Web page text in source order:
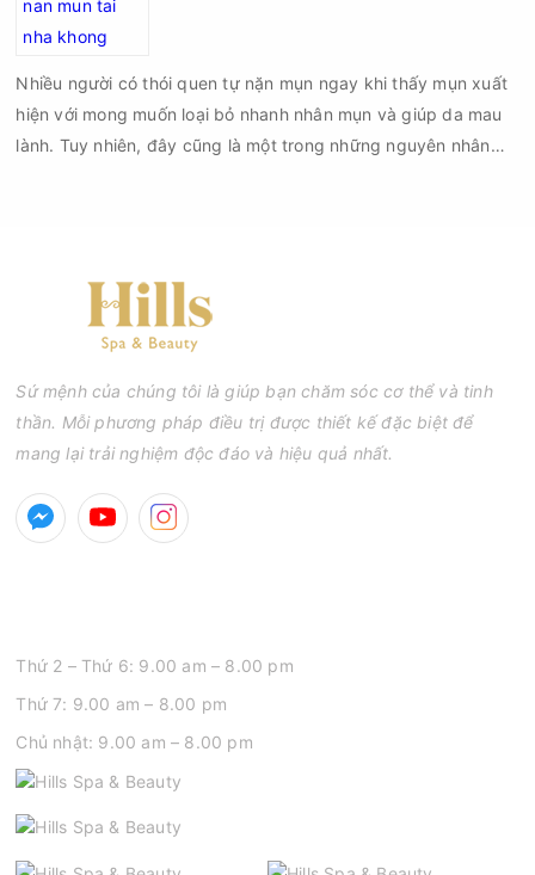
Nhiều người có thói quen tự nặn mụn ngay khi thấy mụn xuất
hiện với mong muốn loại bỏ nhanh nhân mụn và giúp da mau
lành. Tuy nhiên, đây cũng là một trong những nguyên nhân
Sứ mệnh của chúng tôi là giúp bạn chăm sóc cơ thể và tinh
thần. Mỗi phương pháp điều trị được thiết kế đặc biệt để
mang lại trải nghiệm độc đáo và hiệu quả nhất.
Thứ 2 – Thứ 6: 9.00 am – 8.00 pm
Thứ 7: 9.00 am – 8.00 pm
Chủ nhật: 9.00 am – 8.00 pm